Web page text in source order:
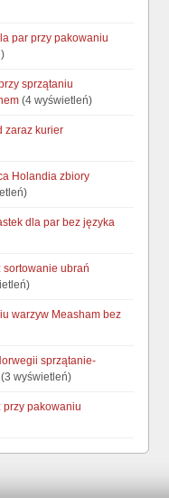
par przy pakowaniu
sprzątaniu
(4 wyświetleń)
zaraz kurier
Holandia zbiory
dla par bez języka
sortowanie ubrań
warzyw Measham bez
sprzątanie-
(3 wyświetleń)
przy pakowaniu